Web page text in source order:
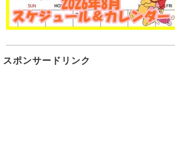
スポンサードリンク